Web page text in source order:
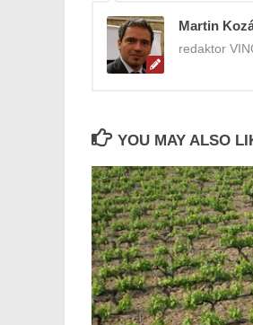
Martin
redaktor
YOU MAY ALSO